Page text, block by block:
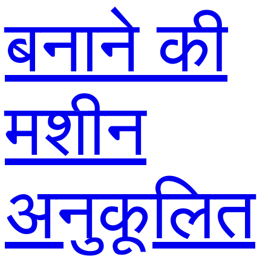
बनाने की
मशीन
अनुकूलित